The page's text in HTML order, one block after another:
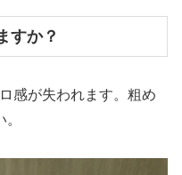
すか？
感が失われます。粗め